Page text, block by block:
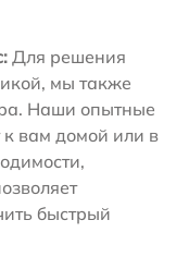
Для решения
мы также
Наши опытные
к вам домой или в
быстрый